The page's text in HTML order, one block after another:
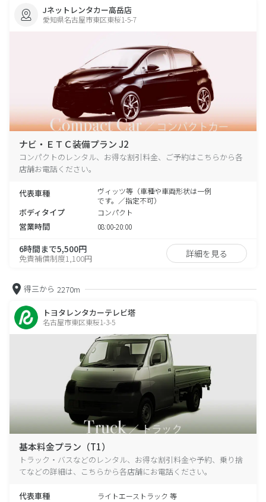
Jネットレンタカー高岳店
愛知県名古屋市東区東桜1-5-7
ナビ・ＥＴＣ装備プラン J2
コンパクトのレンタル、お得な割引料金、ご予約はこちらから各
店舗お電話ください。
代表車種
ヴィッツ等（車種や車両形状は一例
です。／指定不可）
ボディタイプ コンパクト
営業時間 08:00-20:00
6時間まで5,500円
免責補償制度1,100円 詳細を見る
得三から 2270m
トヨタレンタカーテレビ塔
名古屋市東区東桜1-3-5
基本料金プラン（T1）
トラック・バスなどのレンタル、お得な割引料金や予約、乗り捨
てなどの詳細は、こちらから各店舗にお電話ください。
代表車種 ライトエーストラック 等